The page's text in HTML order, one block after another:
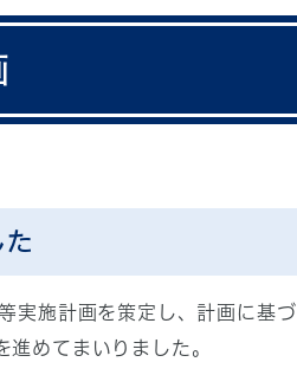
実施計画を策定し、計画に基
めてまいりました。